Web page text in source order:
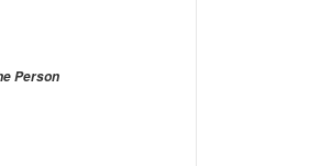
Person